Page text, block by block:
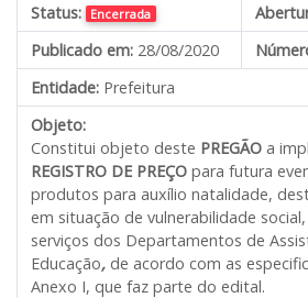
Status: Encerrada
Publicado em: 28/08/2020
Entidade: Prefeitura
Objeto:
Constitui objeto deste PREGÃO a
REGISTRO DE PREÇO para futura
produtos para auxílio natalidade,
em situação de vulnerabilidade
serviços dos Departamentos de
Educação, de acordo com as
Anexo I, que faz parte do edital.